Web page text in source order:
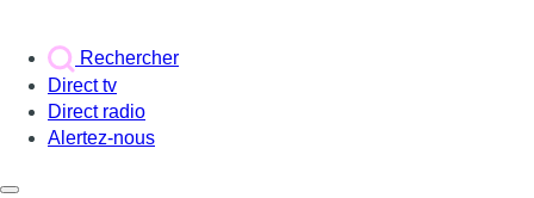
Rechercher
Direct tv
Direct radio
Alertez-nous